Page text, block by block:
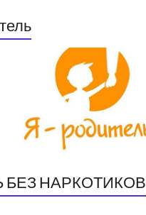
БЕЗ НАРКОТИКОВ